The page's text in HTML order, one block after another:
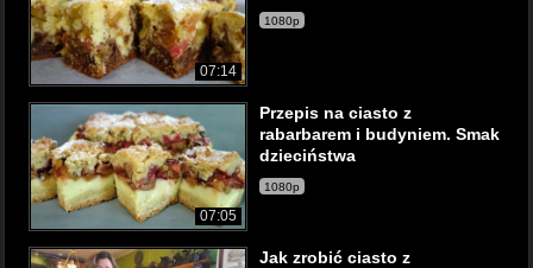
07:14
1080p
07:05
Przepis na ciasto z
rabarbarem i budyniem. Smak
dzieciństwa
1080p
Jak zrobić ciasto z